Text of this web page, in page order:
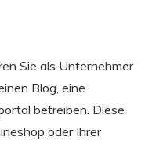
Sie als Unternehmer
Blog, eine
betreiben. Diese
oder Ihrer